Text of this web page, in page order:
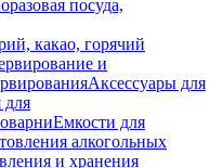
посуда,
какао, горячий
и
Аксессуары для
для
Емкости для
алкогольных
и хранения